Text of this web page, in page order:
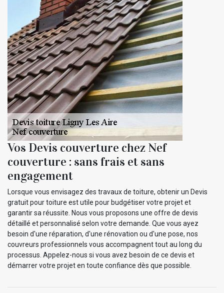
Vos Devis couverture chez Nef
couverture : sans frais et sans
engagement
Lorsque vous envisagez des travaux de toiture, obtenir un Devis
gratuit pour toiture est utile pour budgétiser votre projet et
garantir sa réussite. Nous vous proposons une offre de devis
détaillé et personnalisé selon votre demande. Que vous ayez
besoin d'une réparation, d'une rénovation ou d'une pose, nos
couvreurs professionnels vous accompagnent tout au long du
processus. Appelez-nous si vous avez besoin de ce devis et
démarrer votre projet en toute confiance dès que possible.